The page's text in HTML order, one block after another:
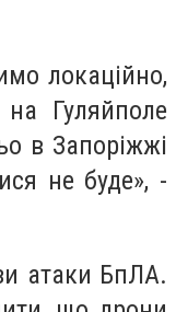
локаційно,
Гуляйполе
в Запоріжжі
не буде», -
атаки БпЛА.